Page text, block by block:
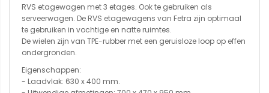
RVS etagewagen met 3 etages. Ook te gebruiken als
serveerwagen. De RVS etagewagens van Fetra zijn optimaal
te gebruiken in vochtige en natte ruimtes.
De wielen zijn van TPE-rubber met een geruisloze loop op effen
ondergronden.
Eigenschappen:
- Laadvlak: 630 x 400 mm.